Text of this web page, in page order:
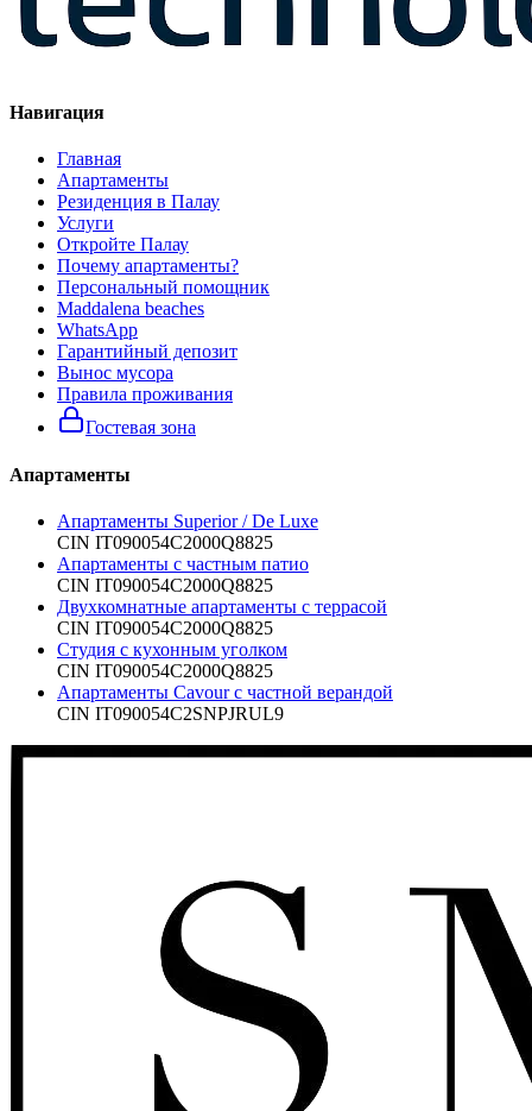
Навигация
Главная
Апартаменты
Резиденция в Палау
Услуги
Откройте Палау
Почему апартаменты?
Персональный помощник
Maddalena beaches
WhatsApp
Гарантийный депозит
Вынос мусора
Правила проживания
Гостевая зона
Апартаменты
Апартаменты Superior / De Luxe
CIN IT090054C2000Q8825
Апартаменты с частным патио
CIN IT090054C2000Q8825
Двухкомнатные апартаменты с террасой
CIN IT090054C2000Q8825
Студия с кухонным уголком
CIN IT090054C2000Q8825
Апартаменты Cavour с частной верандой
CIN IT090054C2SNPJRUL9